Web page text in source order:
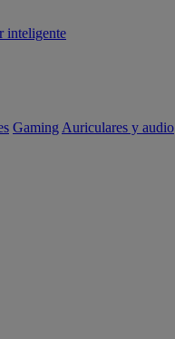
inteligente
Gaming Auriculares y audio